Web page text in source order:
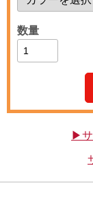
数量
▶サ